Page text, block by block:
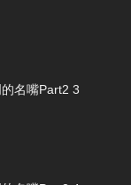
第68集 最聰明的名嘴Part2 3